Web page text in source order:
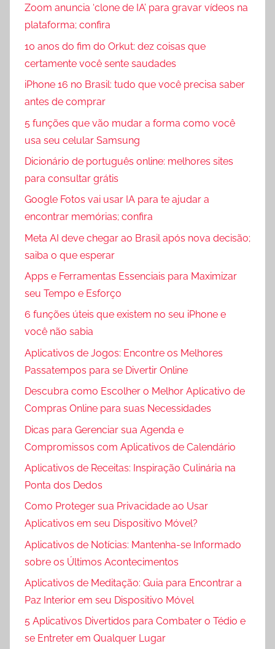
Zoom anuncia ‘clone de IA’ para gravar vídeos na
plataforma; confira
10 anos do fim do Orkut: dez coisas que
certamente você sente saudades
iPhone 16 no Brasil: tudo que você precisa saber
antes de comprar
5 funções que vão mudar a forma como você
usa seu celular Samsung
Dicionário de português online: melhores sites
para consultar grátis
Google Fotos vai usar IA para te ajudar a
encontrar memórias; confira
Meta AI deve chegar ao Brasil após nova decisão;
saiba o que esperar
Apps e Ferramentas Essenciais para Maximizar
seu Tempo e Esforço
6 funções úteis que existem no seu iPhone e
você não sabia
Aplicativos de Jogos: Encontre os Melhores
Passatempos para se Divertir Online
Descubra como Escolher o Melhor Aplicativo de
Compras Online para suas Necessidades
Dicas para Gerenciar sua Agenda e
Compromissos com Aplicativos de Calendário
Aplicativos de Receitas: Inspiração Culinária na
Ponta dos Dedos
Como Proteger sua Privacidade ao Usar
Aplicativos em seu Dispositivo Móvel?
Aplicativos de Notícias: Mantenha-se Informado
sobre os Últimos Acontecimentos
Aplicativos de Meditação: Guia para Encontrar a
Paz Interior em seu Dispositivo Móvel
5 Aplicativos Divertidos para Combater o Tédio e
se Entreter em Qualquer Lugar